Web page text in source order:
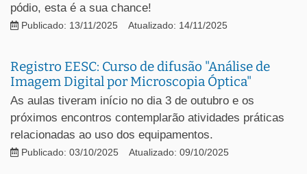
pódio, esta é a sua chance!
Publicado: 13/11/2025 Atualizado: 14/11/2025
Registro EESC: Curso de difusão "Análise de
Imagem Digital por Microscopia Óptica"
As aulas tiveram início no dia 3 de outubro e os
próximos encontros contemplarão atividades práticas
relacionadas ao uso dos equipamentos.
Publicado: 03/10/2025 Atualizado: 09/10/2025